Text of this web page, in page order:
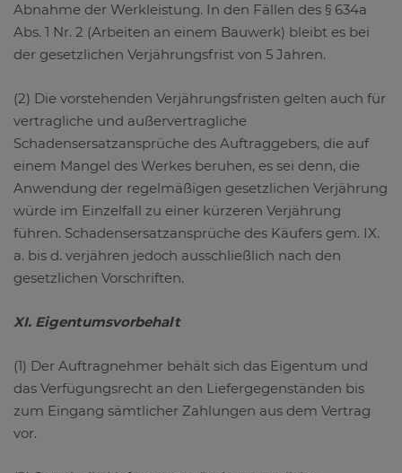
Abnahme der Werkleistung. In den Fällen des § 634a
Abs. 1 Nr. 2 (Arbeiten an einem Bauwerk) bleibt es bei
der gesetzlichen Verjährungsfrist von 5 Jahren.
(2) Die vorstehenden Verjährungsfristen gelten auch für
vertragliche und außervertragliche
Schadensersatzansprüche des Auftraggebers, die auf
einem Mangel des Werkes beruhen, es sei denn, die
Anwendung der regelmäßigen gesetzlichen Verjährung
würde im Einzelfall zu einer kürzeren Verjährung
führen. Schadensersatzansprüche des Käufers gem. IX.
a. bis d. verjähren jedoch ausschließlich nach den
gesetzlichen Vorschriften.
XI. Eigentumsvorbehalt
(1) Der Auftragnehmer behält sich das Eigentum und
das Verfügungsrecht an den Liefergegenständen bis
zum Eingang sämtlicher Zahlungen aus dem Vertrag
vor.